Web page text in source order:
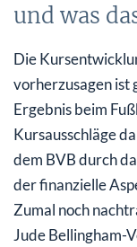
und was
Die
vorherzusagen ist
Ergebnis beim
Kursausschläge
dem BVB durch
der finanzielle
Zumal noch
Jude Bellingham-